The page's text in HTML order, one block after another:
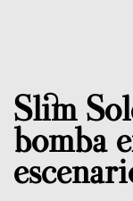
Slim
bomba